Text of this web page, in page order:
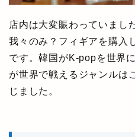
店内は大変賑わっていまし
我々のみ？フィギアを購入
です。韓国がK-popを世界
が世界で戦えるジャンルは
じました。